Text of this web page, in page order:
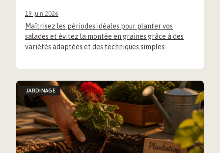
19 juin 2026
Maîtrisez les périodes idéales pour planter vos
salades et évitez la montée en graines grâce à des
variétés adaptées et des techniques simples.
JARDINAGE